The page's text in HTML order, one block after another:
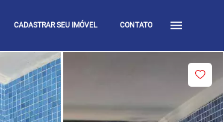
CADASTRAR SEU IMÓVEL CONTATO